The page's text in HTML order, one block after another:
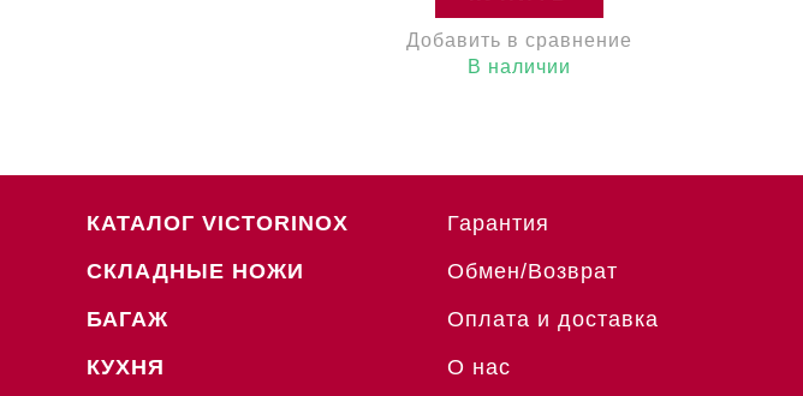
Добавить в сравнение
В наличии
КАТАЛОГ VICTORINOX
СКЛАДНЫЕ НОЖИ
БАГАЖ
КУХНЯ
Гарантия
Обмен/Возврат
Оплата и доставка
О нас